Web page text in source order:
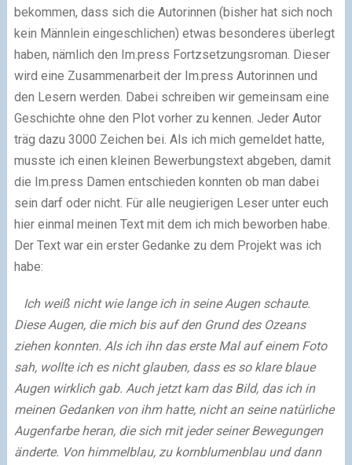
bekommen, dass sich die Autorinnen (bisher hat sich noch
kein Männlein eingeschlichen) etwas besonderes überlegt
haben, nämlich den Im.press Fortzsetzungsroman. Dieser
wird eine Zusammenarbeit der Im.press Autorinnen und
den Lesern werden. Dabei schreiben wir gemeinsam eine
Geschichte ohne den Plot vorher zu kennen. Jeder Autor
träg dazu 3000 Zeichen bei. Als ich mich gemeldet hatte,
musste ich einen kleinen Bewerbungstext abgeben, damit
die Im.press Damen entschieden konnten ob man dabei
sein darf oder nicht. Für alle neugierigen Leser unter euch
hier einmal meinen Text mit dem ich mich beworben habe.
Der Text war ein erster Gedanke zu dem Projekt was ich
habe:
Ich weiß nicht wie lange ich in seine Augen schaute.
Diese Augen, die mich bis auf den Grund des Ozeans
ziehen konnten. Als ich ihn das erste Mal auf einem Foto
sah, wollte ich es nicht glauben, dass es so klare blaue
Augen wirklich gab. Auch jetzt kam das Bild, das ich in
meinen Gedanken von ihm hatte, nicht an seine natürliche
Augenfarbe heran, die sich mit jeder seiner Bewegungen
änderte. Von himmelblau, zu kornblumenblau und dann